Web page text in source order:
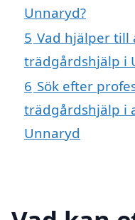
Unnaryd?
5 Vad hjälper till
trädgårdshjälp i
6 Sök efter
trädgårdshjälp i
Unnaryd